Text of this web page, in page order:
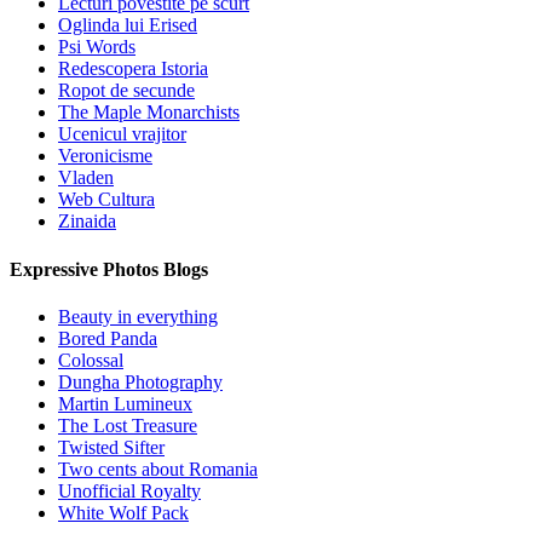
Oglinda lui Erised
Psi Words
Redescopera Istoria
Ropot de secunde
The Maple Monarchists
Ucenicul vrajitor
Veronicisme
Vladen
Web Cultura
Zinaida
Expressive Photos Blogs
Beauty in everything
Bored Panda
Colossal
Dungha Photography
Martin Lumineux
The Lost Treasure
Twisted Sifter
Two cents about Romania
Unofficial Royalty
White Wolf Pack